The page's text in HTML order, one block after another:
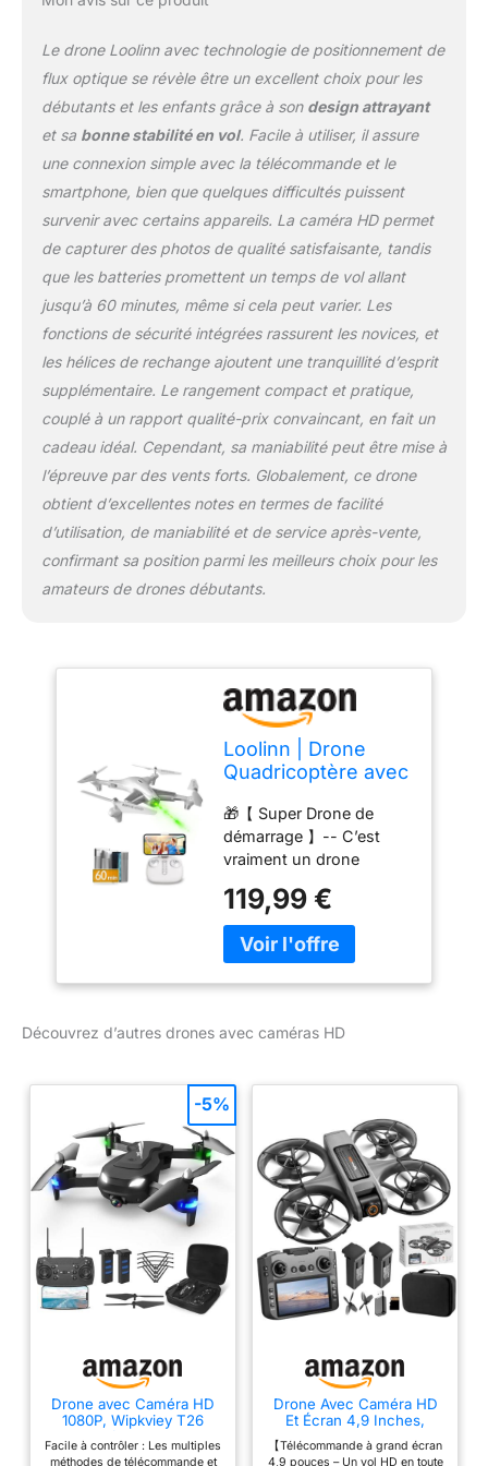
de 60 minutes (environ
20mins par batterie). La
durée de vie de la
batterie de drones
similaires n’est que
d’environ 7 minutes, la
nôtre est augmentée de
plus de 50%. 🎁【 Super
facile à piloter 】-- Vous
serez surpris à quel point
il est facile à utiliser -
parfait pour des
débutants. Celà
de pratique pour devenir
un pilote de drone
confiant. 🎁【 Vrilles à
360° 】-- Les enfants
vrilles et cascades
incroyables avec ce
drone. Il leur offre un
tremplin vers
Le drone Loolinn avec technologie de positionnement de
flux optique se révèle être un excellent choix pour les
débutants et les enfants grâce à son design attrayant
et sa bonne stabilité en vol. Facile à utiliser, il assure
une connexion simple avec la télécommande et le
smartphone, bien que quelques difficultés puissent
survenir avec certains appareils. La caméra HD permet
de capturer des photos de qualité satisfaisante, tandis
que les batteries promettent un temps de vol allant
jusqu’à 60 minutes, même si cela peut varier. Les
fonctions de sécurité intégrées rassurent les novices, et
les hélices de rechange ajoutent une tranquillité d’esprit
supplémentaire. Le rangement compact et pratique,
couplé à un rapport qualité-prix convaincant, en fait un
cadeau idéal. Cependant, sa maniabilité peut être mise à
l’épreuve par des vents forts. Globalement, ce drone
obtient d’excellentes notes en termes de facilité
d’utilisation, de maniabilité et de service après-vente,
confirmant sa position parmi les meilleurs choix pour les
amateurs de drones débutants.
Loolinn | Drone
Quadricoptère avec
Enfant (Cadeau 12+
ans) - Localisation
par flux optique, Vol
Très Stable, Temps
de vol de 60
Minutes, Vrilles à
360°, Certification
C0 Approuvée
🎁【 Super Drone de
démarrage 】-- C’est
vraiment un drone
enfants qui espèrent
s’initier au pilotage de
drone. Les enfants vont
ou Noël!!! 🎁【
stationnaire intelligent
】-- Il y a un capteur de
positionnement de flux
optique sur la face
inférieure du drone. Il
permet au drone de
planer automatiquement
et de maintenir sa
position pour voler de
manière très stable. 🎁【
Plus de 60 Minutes de
avec 3 batteries
rechargeables. Le temps
de vol total est de plus
de 60 minutes (environ
20mins par batterie). La
119,99 €
Découvrez d’autres drones avec caméras HD
Drone avec Caméra HD
1080P, Wipkviey T26
vidéo, Flip 3D, Capteur
Facile à contrôler : Les multiples
méthodes de télécommande et
-5%
Drone Avec Caméra HD
Et Écran 4,9 Inches,
Double Caméra, Flux
【Télécommande à grand écran
4,9 pouces – Un vol HD en toute